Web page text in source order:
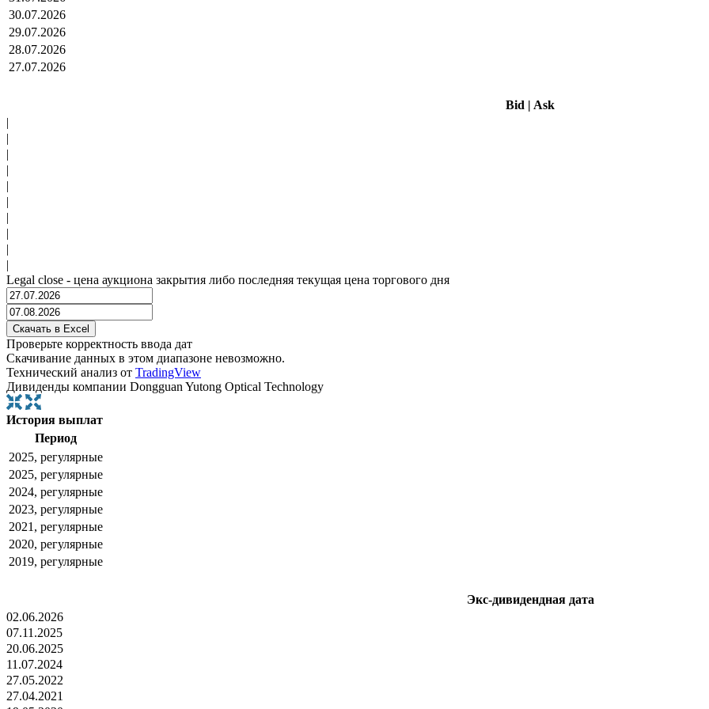
30.07.2026
29.07.2026
28.07.2026
27.07.2026
Bid | Ask
|
|
|
|
|
|
|
|
|
|
Legal close - цена аукциона закрытия либо последняя текущая цена торгового дня
Проверьте корректность ввода дат
Скачивание данных в этом диапазоне невозможно.
Технический анализ от TradingView
Дивиденды компании Dongguan Yutong Optical Technology
История выплат
Период
2025, регулярные
2025, регулярные
2024, регулярные
2023, регулярные
2021, регулярные
2020, регулярные
2019, регулярные
Экс-дивидендная дата
02.06.2026
07.11.2025
20.06.2025
11.07.2024
27.05.2022
27.04.2021